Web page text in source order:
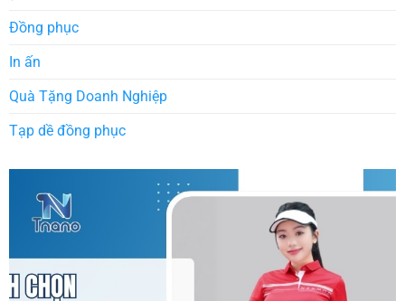
Đồng phục
In ấn
Quà Tặng Doanh Nghiệp
Tạp dề đồng phục